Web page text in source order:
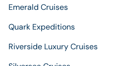
Emerald Cruises
Quark Expeditions
Riverside Luxury Cruises